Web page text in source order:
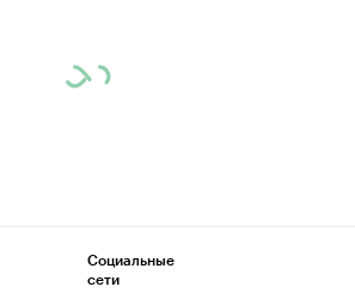
Социальные
сети